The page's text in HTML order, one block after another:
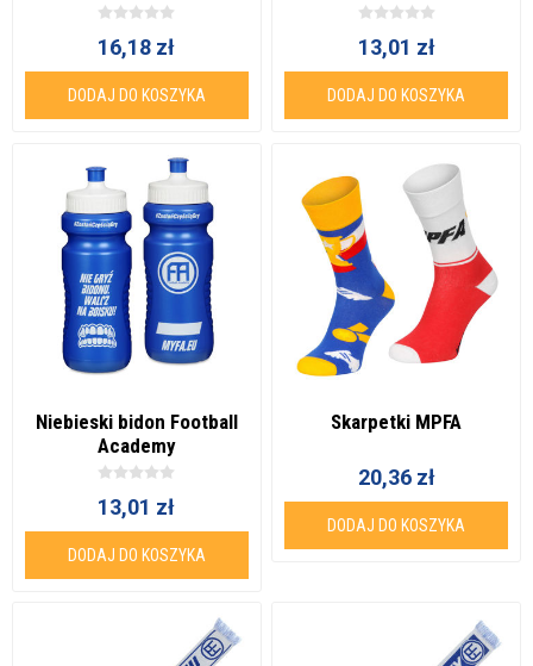
16,18 zł
DODAJ DO KOSZYKA
13,01 zł
DODAJ DO KOSZYKA
Niebieski bidon Football
Academy
13,01 zł
DODAJ DO KOSZYKA
Skarpetki MPFA
20,36 zł
DODAJ DO KOSZYKA